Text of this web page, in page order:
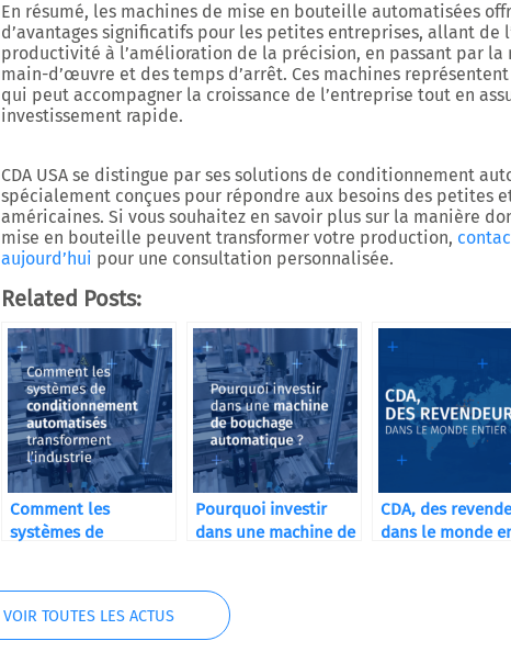
En résumé, les machines de mise en bouteille automatisées
d’avantages significatifs pour les petites entreprises, allant de
productivité à l’amélioration de la précision, en passant par la
main-d’œuvre et des temps d’arrêt. Ces machines
qui peut accompagner la croissance de l’entreprise tout en
investissement rapide.
CDA USA se distingue par ses solutions de conditionnement
spécialement conçues pour répondre aux besoins des petites
américaines. Si vous souhaitez en savoir plus sur la manière
mise en bouteille peuvent transformer votre production,
aujourd’hui pour une consultation personnalisée.
Related Posts:
Comment les
systèmes de
l’industrie ?
Pourquoi investir
dans une machine de
CDA, des
dans le monde
VOIR TOUTES LES ACTUS